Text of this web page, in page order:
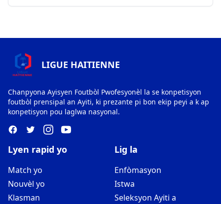
LIGUE HAITIENNE
Chanpyona Ayisyen Foutbòl Pwofesyonèl la se konpetisyon
foutbòl prensipal an Ayiti, ki prezante pi bon ekip peyi a k ap
konpetisyon pou laglwa nasyonal.
Lyen rapid yo
Match yo
Nouvèl yo
Klasman
Lig la
Enfòmasyon
Istwa
Seleksyon Ayiti a